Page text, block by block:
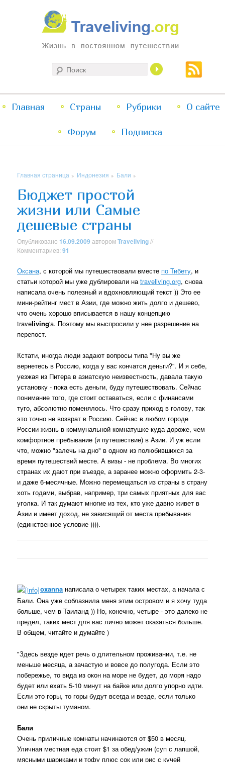
Traveliving
Жизнь в постоянном путешествии
меню
Перейти
к
Перейти
к
Главная Страны Рубрики О сайте
Форум Подписка
Главная страница » Индонезия » Бали »
Бюджет простой
жизни или Самые
дешевые страны
Опубликовано 16.09.2009 авторомTraveliving//
Комментариев:91
Оксана, с которой мы путешествовали вместе по Тибету, и
статьи которой мы уже дублировали наtraveliving.org, снова
написала очень полезный и вдохновляющий текст )) Это ее
мини-рейтинг мест в Азии, где можно жить долго и дешево,
что очень хорошо вписывается в нашу концепцию
traveliving'a. Поэтому мы выспросили у нее разрешение на
перепост.
Кстати, иногда люди задают вопросы типа "Ну вы же
вернетесь в Россию, когда у вас кончатся деньги?". И я себе,
уезжая из Питера в азиатскую неизвестность, давала такую
установку - пока есть деньги, буду путешествовать. Сейчас
понимание того, где стоит оставаться, если с финансами
туго, абсолютно поменялось. Что сразу приход в голову, так
это точно не возврат в Россию. Сейчас в любом городе
России жизнь в коммунальной комнатушке куда дороже, чем
комфортное пребывание (и путешествие) в Азии. И уж если
что, можно "залечь на дно" в одном из полюбившихся за
время путешествий месте. А визы - не проблема. Во многих
странах их дают при въезде, а заранее можно оформить 2-3-
и даже 6-месячные. Можно перемещаться из страны в страну
хоть годами, выбрав, например, три самых приятных для вас
уголка. И так думают многие из тех, кто уже давно живет в
Азии и имеет доход, не зависящий от места пребывания
(единственное условие )))).
oxanna написала о четырех таких местах, а начала с
Бали. Она уже соблазнила меня этим островом и я хочу туда
больше, чем в Таиланд )) Но, конечно, четыре - это далеко не
предел, таких мест для вас лично может оказаться больше.
В общем, читайте и думайте )
"Здесь везде идет речь о длительном проживании, т.е. не
меньше месяца, а зачастую и вовсе до полугода. Если это
побережье, то вида из окон на море не будет, до моря надо
будет или ехать 5-10 минут на байке или долго упорно идти.
Если это горы, то горы будут всегда и везде, если только
они не скрыты туманом.
Бали
Очень приличные комнаты начинаются от $50 в месяц.
Уличная местная еда стоит $1 за обед/ужин (суп с лапшой,
мясными шариками и тофу плюс сок или рис с кучей